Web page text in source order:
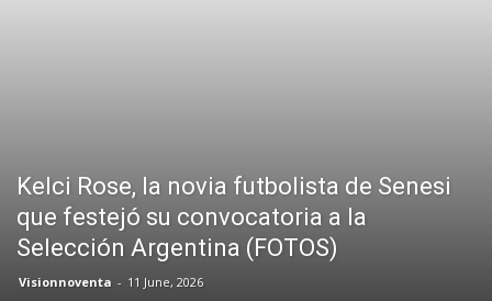
Kelci Rose, la novia futbolista de Senesi
que festejó su convocatoria a la
Selección Argentina (FOTOS)
Visionnoventa - 11 June, 2026